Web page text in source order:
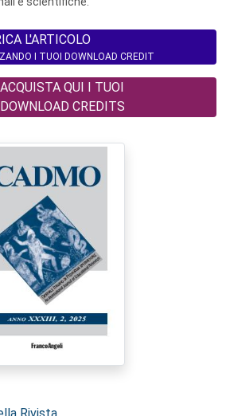
L'ARTICOLO
I TUOI DOWNLOAD CREDIT
ACQUISTA QUI I TUOI
DOWNLOAD CREDITS